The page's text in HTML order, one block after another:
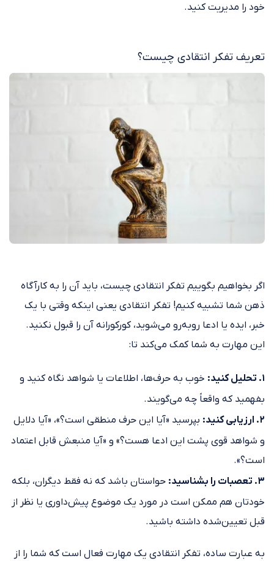
خود را مدیریت کنید.
تعریف تفکر انتقادی چیست؟
اگر بخواهیم بگوییم تفکر انتقادی چیست، باید آن را به کارآگاه
ذهن شما تشبیه کنیم! تفکر انتقادی یعنی اینکه وقتی با یک
خبر، ایده یا ادعا روبه‌رو می‌شوید، کورکورانه آن را قبول نکنید.
این مهارت به شما کمک می‌کند تا:
۱. تحلیل کنید:
خوب به حرف‌ها، اطلاعات یا شواهد نگاه کنید و
بفهمید که واقعاً چه می‌گویند.
۲. ارزیابی کنید:
بپرسید «آیا این حرف منطقی است؟»، «آیا دلایل
و شواهد قوی پشت این ادعا هست؟» و «آیا منبعش قابل اعتماد
است؟».
۳. تعصبات را بشناسید:
حواستان باشد که نه فقط دیگران، بلکه
خودتان هم ممکن است در مورد یک موضوع پیش‌داوری یا نظر از
قبل تعیین‌شده داشته باشید.
به عبارت ساده، تفکر انتقادی یک مهارت فعال است که شما را از